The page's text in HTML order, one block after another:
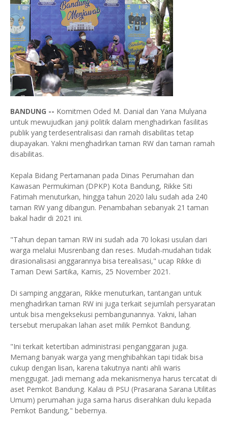
BANDUNG -- Komitmen Oded M. Danial dan Yana Mulyana
untuk mewujudkan janji politik dalam menghadirkan fasilitas
publik yang terdesentralisasi dan ramah disabilitas tetap
diupayakan. Yakni menghadirkan taman RW dan taman ramah
disabilitas.
Kepala Bidang Pertamanan pada Dinas Perumahan dan
Kawasan Permukiman (DPKP) Kota Bandung, Rikke Siti
Fatimah menuturkan, hingga tahun 2020 lalu sudah ada 240
taman RW yang dibangun. Penambahan sebanyak 21 taman
bakal hadir di 2021 ini.
"Tahun depan taman RW ini sudah ada 70 lokasi usulan dari
warga melalui Musrenbang dan reses. Mudah-mudahan tidak
dirasionalisasi anggarannya bisa terealisasi," ucap Rikke di
Taman Dewi Sartika, Kamis, 25 November 2021.
Di samping anggaran, Rikke menuturkan, tantangan untuk
menghadirkan taman RW ini juga terkait sejumlah persyaratan
untuk bisa mengeksekusi pembangunannya. Yakni, lahan
tersebut merupakan lahan aset milik Pemkot Bandung.
"Ini terkait ketertiban administrasi penganggaran juga.
Memang banyak warga yang menghibahkan tapi tidak bisa
cukup dengan lisan, karena takutnya nanti ahli waris
menggugat. Jadi memang ada mekanismenya harus tercatat di
aset Pemkot Bandung. Kalau di PSU (Prasarana Sarana Utilitas
Umum) perumahan juga sama harus diserahkan dulu kepada
Pemkot Bandung," bebernya.